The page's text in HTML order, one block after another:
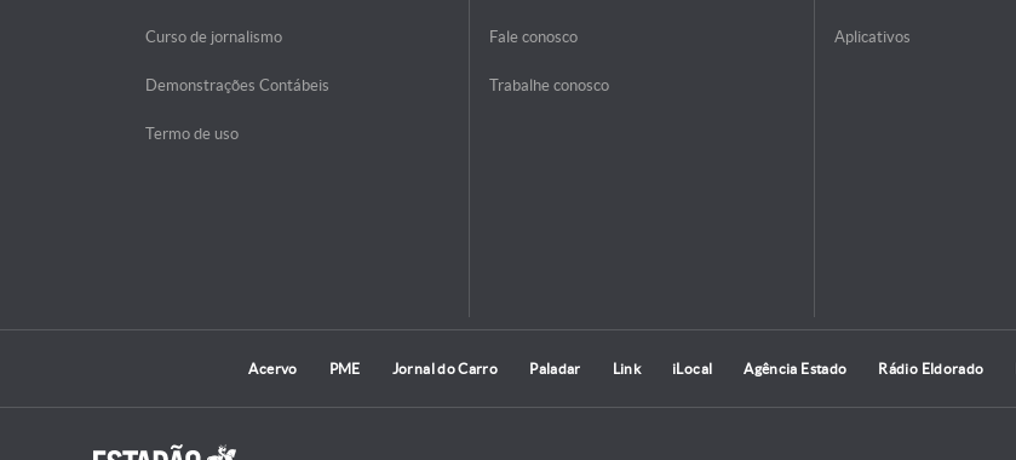
Curso de jornalismo
Demonstrações Contábeis
Termo de uso
Fale conosco
Trabalhe conosco
Aplicativos
Acervo PME Jornal do Carro Paladar Link iLocal Agência Estado Rádio Eldorado